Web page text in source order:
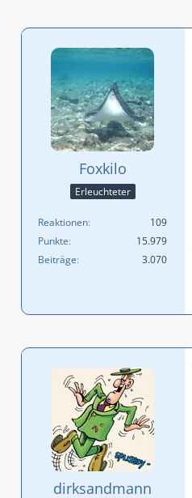
Foxkilo
Erleuchteter
Reaktionen
109
Punkte
15.979
Beiträge
3.070
dirksandmann